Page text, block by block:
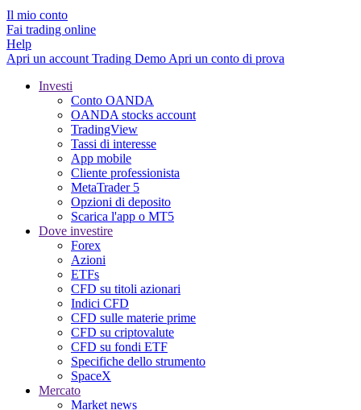
Il mio conto
Fai trading online
Help
Apri un account Trading Demo Apri un conto di prova
Investi
Conto OANDA
OANDA stocks account
TradingView
Tassi di interesse
App mobile
Cliente professionista
MetaTrader 5
Opzioni di deposito
Scarica l'app o MT5
Dove investire
Forex
Azioni
ETFs
CFD su titoli azionari
Indici CFD
CFD sulle materie prime
CFD su criptovalute
CFD su fondi ETF
Specifiche dello strumento
SpaceX
Mercato
Market news